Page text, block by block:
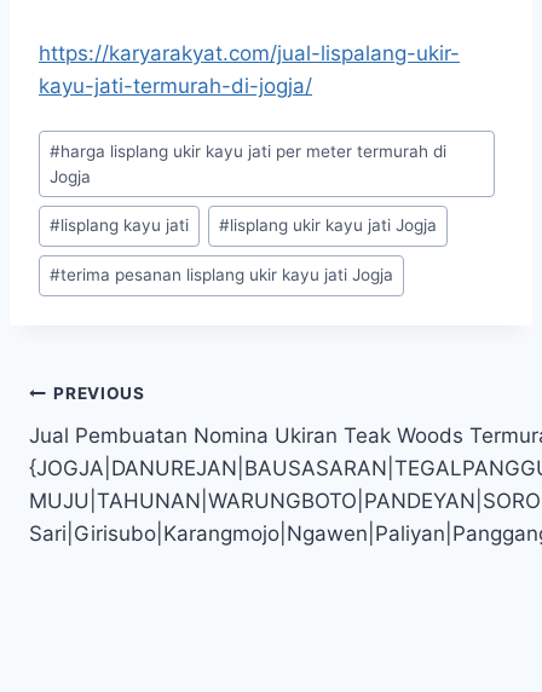
https://karyarakyat.com/jual-lispalang-ukir-
kayu-jati-termurah-di-jogja/
#harga lisplang ukir kayu jati per meter termurah di
Jogja
#lisplang kayu jati #lisplang ukir kayu jati Jogja
#terima pesanan lisplang ukir kayu jati Jogja
PREVIOUS
Jual Pembuatan Nomina Ukiran Teak Woods